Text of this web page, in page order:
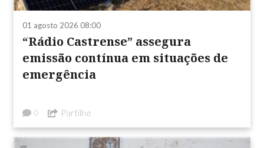
01 agosto 2026 08:00
“Rádio Castrense” assegura
emissão contínua em situações de
emergência
0 Partilhe